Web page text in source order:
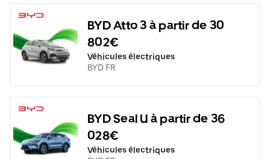
BYD Atto 3 à partir de 30
802€
Véhicules électriques
BYD FR
BYD Seal U à partir de 36
028€
Véhicules électriques